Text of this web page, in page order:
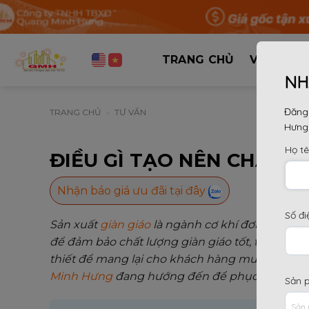
Bỏ
qua
dung
TRANG CHỦ VỀ
TRANG CHỦ TƯ VẤN
ĐIỀU GÌ TẠO NÊN CHẤT
Nhận báo giá ưu đãi tại đây
Sản xuấtgiàn giáolà ngành cơ khí đơn giản,
để đảm bảo chất lượng giàn giáo tốt, tính an
thiết để mang lại cho khách hàng mua và sử
Minh Hưng đang hướng đến để phục vụ
Hưng
Họ
Số
Sản